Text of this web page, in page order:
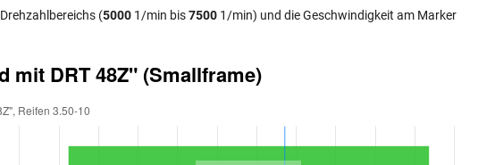
Drehzahlbereichs (5000 1/min bis7500 1/min) und die Geschwindigkeit am Marker